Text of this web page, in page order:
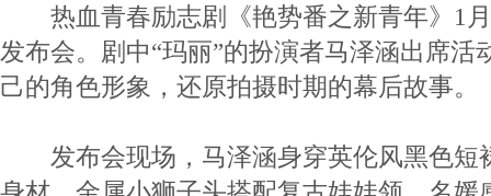
热血青春励志剧《艳势番之新青年》1月
发布会。剧中“玛丽”的扮演者马泽涵出席活
己的角色形象，还原拍摄时期的幕后故事。
发布会现场，马泽涵身穿英伦风黑色短